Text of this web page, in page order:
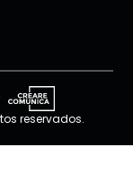
reservados.